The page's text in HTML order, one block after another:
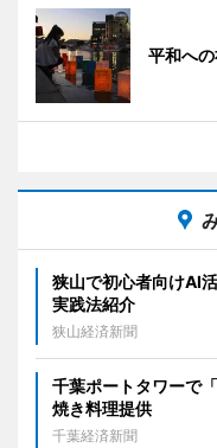
平和へ
狭山で初心者向けAI
実践法紹介
狭山経済新聞
千葉ポートタワーで
焼き料理提供
千葉経済新聞